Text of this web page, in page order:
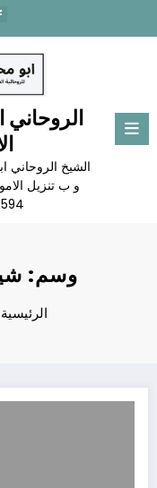
المحتوى
الروحاني
الشيخ
و ب تنزيل
وسم:
الرئيسية